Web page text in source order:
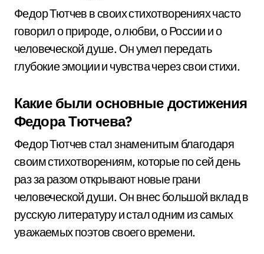
Федор Тютчев в своих стихотворениях часто
говорил о природе, о любви, о России и о
человеческой душе. Он умел передать
глубокие эмоции и чувства через свои стихи.
Какие были основные достижения
Федора Тютчева?
Федор Тютчев стал знаменитым благодаря
своим стихотворениям, которые по сей день
раз за разом открывают новые грани
человеческой души. Он внес большой вклад в
русскую литературу и стал одним из самых
уважаемых поэтов своего времени.